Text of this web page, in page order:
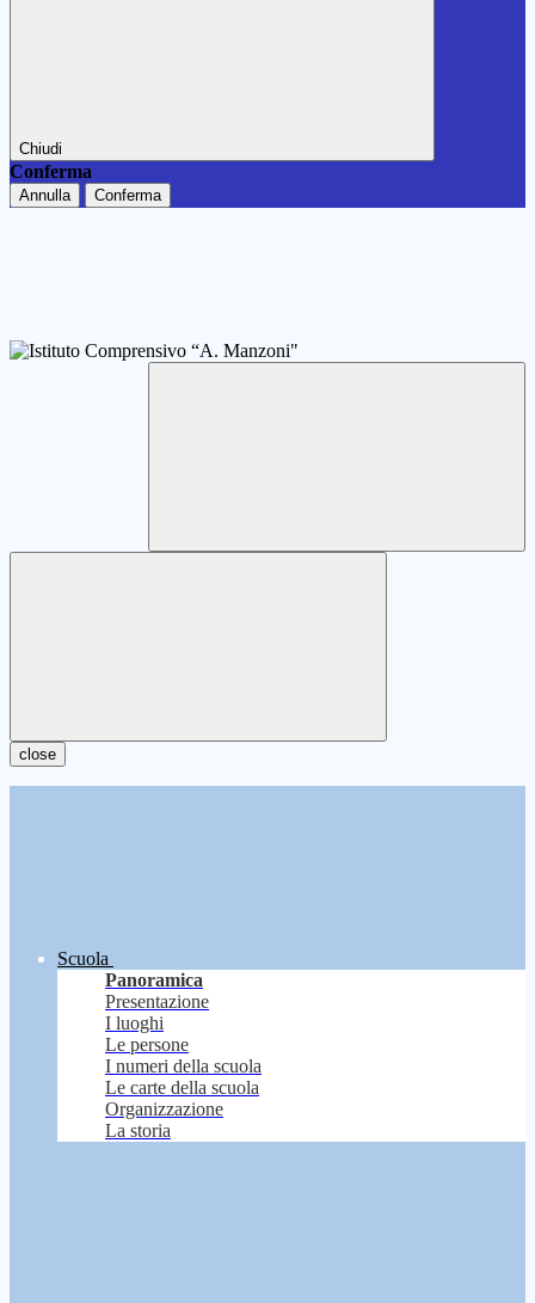
Chiudi
Conferma
Annulla Conferma
close
Scuola
Panoramica
Presentazione
I luoghi
Le persone
I numeri della scuola
Le carte della scuola
Organizzazione
La storia